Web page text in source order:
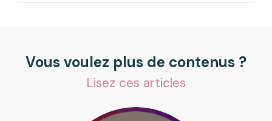
Vous voulez plus de contenus ?
Lisez ces articles